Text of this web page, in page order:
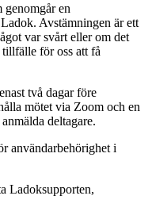
en
Avstämningen är ett
var svårt eller om det
för oss att få
två dagar före
mötet via Zoom och en
deltagare.
användarbehörighet i
Ladoksupporten,